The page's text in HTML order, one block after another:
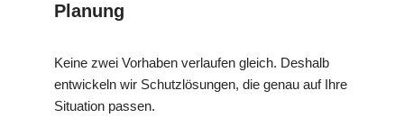
Planung
Keine zwei Vorhaben verlaufen gleich. Deshalb
entwickeln wir Schutzlösungen, die genau auf Ihre
Situation passen.